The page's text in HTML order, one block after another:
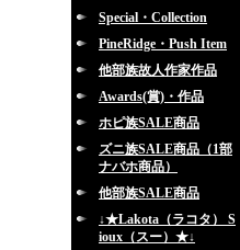
Special・Collection
PineRidge・Push Item
他部族故人作家作品
Awards(賞)・作品
ホピ族SALE商品
ズニ族SALE商品（1部
ナバホ商品）
他部族SALE商品
↓★Lakota（ラコタ） S
ioux（スー）★↓